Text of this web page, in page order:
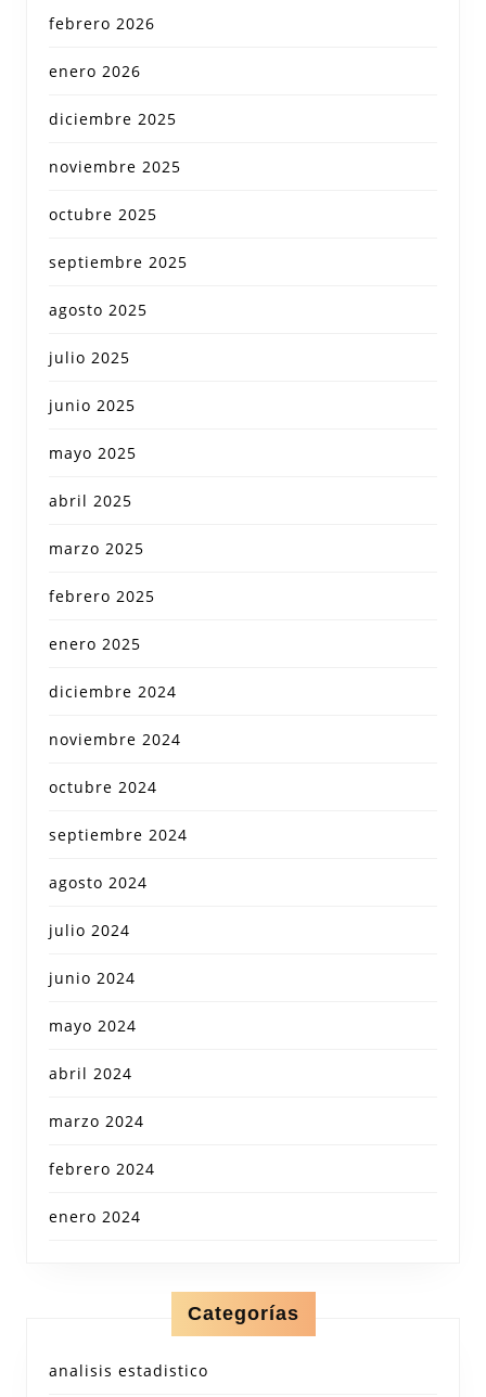
febrero 2026
enero 2026
diciembre 2025
noviembre 2025
octubre 2025
septiembre 2025
agosto 2025
julio 2025
junio 2025
mayo 2025
abril 2025
marzo 2025
febrero 2025
enero 2025
diciembre 2024
noviembre 2024
octubre 2024
septiembre 2024
agosto 2024
julio 2024
junio 2024
mayo 2024
abril 2024
marzo 2024
febrero 2024
enero 2024
Categorías
analisis estadistico